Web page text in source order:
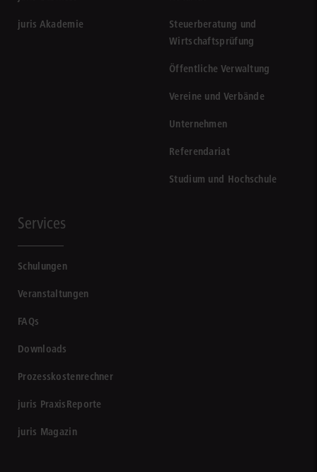
juris Akademie
Steuerberatung und
Wirtschaftsprüfung
Öffentliche Verwaltung
Vereine und Verbände
Unternehmen
Referendariat
Studium und Hochschule
Services
Schulungen
Veranstaltungen
FAQs
Downloads
Prozesskostenrechner
juris PraxisReporte
juris Magazin